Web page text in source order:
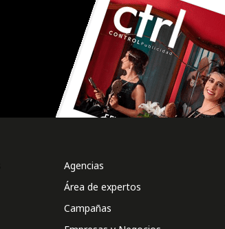
Agencias
Área de expertos
Campañas